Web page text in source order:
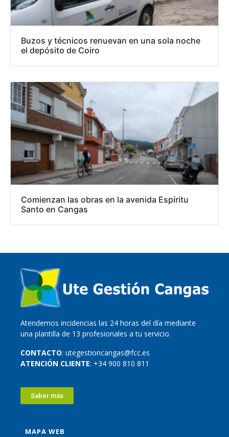
Buzos y técnicos renuevan en una sola noche
el depósito de Coiro
Comienzan las obras en la avenida Espíritu
Santo en Cangas
Atendemos incidencias las 24 horas del día mediante
una plantilla de 13 profesionales a tu servicio.
CONTACTO: utegestioncangas@fcc.es
ATENCIÓN CLIENTE: +34 900 810 811
Saber más
MAPA WEB